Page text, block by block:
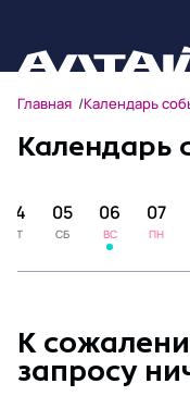
Главная Календарь
Календарь
04
ПТ
05
СБ
06
ВС
07
ПН
К
запросу